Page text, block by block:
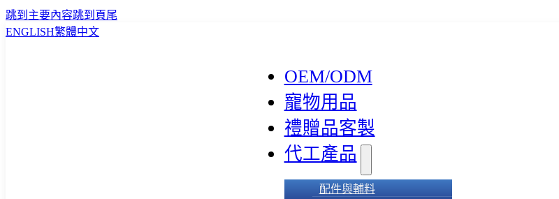
跳到主要內容跳到頁尾
ENGLISH繁體中文
OEM/ODM
寵物用品
禮贈品客製
代工產品
配件與輔料